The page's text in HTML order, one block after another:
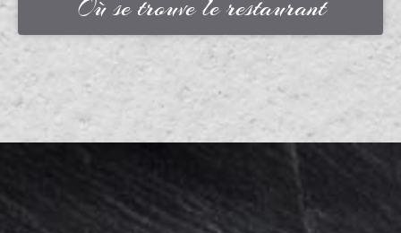
Où se trouve le restaurant